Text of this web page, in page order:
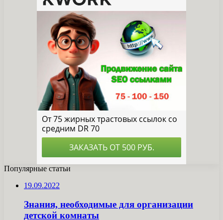
Популярные статьи
19.09.2022
Знания, необходимые для организации
детской комнаты